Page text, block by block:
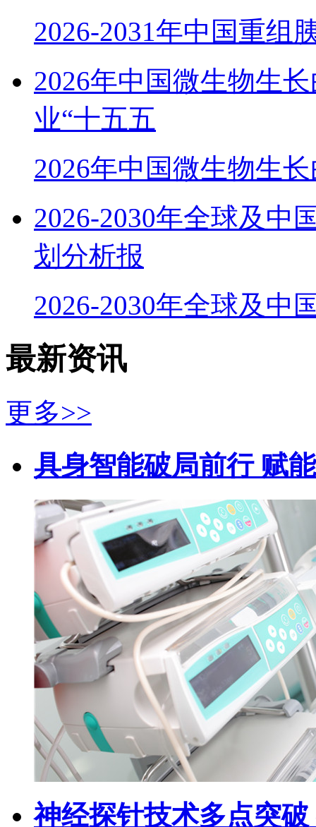
2026-2031年中国重组
2026年中国微生物生
业“十五五
2026年中国微生物生
2026-2030年全球及中
划分析报
2026-2030年全球及中
最新资讯
更多>>
具身智能破局前行 赋
神经探针技术多点突